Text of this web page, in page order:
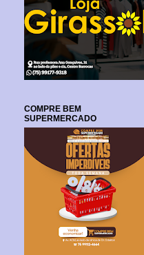
COMPRE BEM
SUPERMERCADO